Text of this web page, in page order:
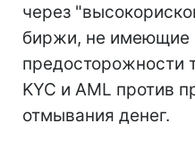
через
биржи, не имеющие
предосторожности
KYC и AML против
отмывания денег.